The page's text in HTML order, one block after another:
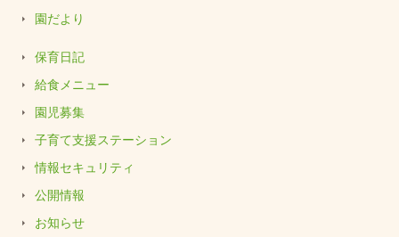
園だより
保育日記
給食メニュー
園児募集
子育て支援ステーション
情報セキュリティ
公開情報
お知らせ